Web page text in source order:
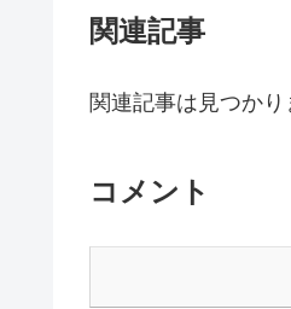
関連記事
関連記事は見つかり
コメント